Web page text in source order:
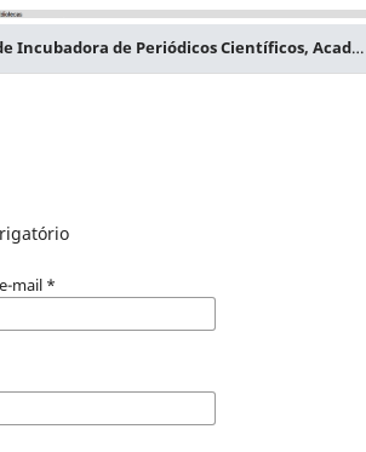
InPEC - Portal de Incubadora de Periódicos Científicos, Acadêmicos e Educacionais
mail *